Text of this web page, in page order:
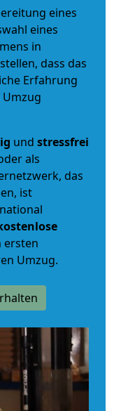
eines
eines
in
dass das
Erfahrung
und stressfrei
als
das
ist
ersten
Umzug.